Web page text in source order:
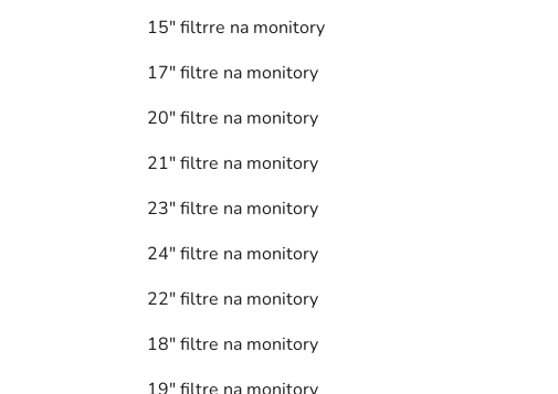
15" filtrre na monitory
17" filtre na monitory
20" filtre na monitory
21" filtre na monitory
23" filtre na monitory
24" filtre na monitory
22" filtre na monitory
18" filtre na monitory